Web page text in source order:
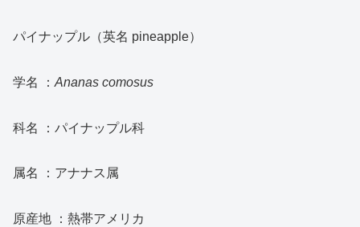
パイナップル（英名 pineapple）
学名 ： Ananas comosus
科名 ：パイナップル科
属名 ：アナナス属
原産地 ：熱帯アメリカ